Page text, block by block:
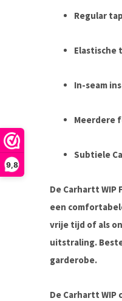
9,8
Regular
In-seam
Meerdere
Subtiele
De Carhartt WIP
een
vrije tijd of als
uitstraling.
garderobe.
De Carhartt